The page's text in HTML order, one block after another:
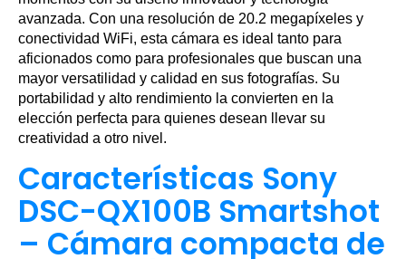
avanzada. Con una resolución de 20.2 megapíxeles y
conectividad WiFi, esta cámara es ideal tanto para
aficionados como para profesionales que buscan una
mayor versatilidad y calidad en sus fotografías. Su
portabilidad y alto rendimiento la convierten en la
elección perfecta para quienes desean llevar su
creatividad a otro nivel.
Características Sony
DSC-QX100B Smartshot
– Cámara compacta de